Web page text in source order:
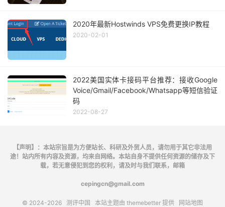
2020年最新Hostwinds VPS免费更换IP教程
2020-02-01
2022美国实体卡接码平台推荐：接收Google
Voice/Gmail/Facebook/Whatsapp等短信验证
码
2022-08-27
【声明】：本站宗旨是为方便站长、科研及外贸人员，请勿用于其它非法用
途！站内所有内容及资源，均来自网络。本站自身不提供任何资源的储存及下
载，若无意侵犯到您的权利，请及时与我们联系，邮箱
cepingcn@gmail.com
© 2024-2026 测评中国 本站主题由 themebetter 提供 网站地图